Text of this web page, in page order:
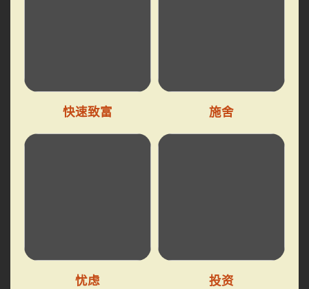
快速致富 施舍
忧虑 投资